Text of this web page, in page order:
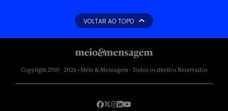
VOLTAR AO TOPO
Copyright 2010 - 2026 • Meio & Mensagem - Todos os direitos Reservados